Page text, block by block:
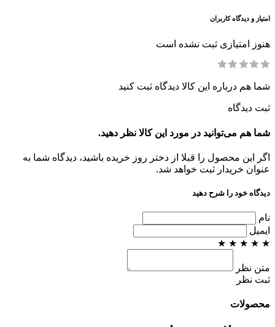
امتیاز و دیدگاه کاربران
هنوز امتیازی ثبت نشده است
شما هم درباره این کالا دیدگاه ثبت کنید
ثبت دیدگاه
شما هم می‌توانید در مورد این کالا نظر دهید.
اگر این محصول را قبلا از دختر روز خریده باشید، دیدگاه شما به
عنوان خریدار ثبت خواهد شد.
دیدگاه خود را شرح دهید
نام
ایمیل
★
★
★
★
★
متن نظر
ثبت نظر
محصولات